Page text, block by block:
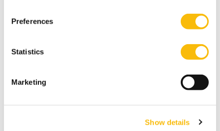
Preferences
Statistics
Marketing
Show details
Breukelen
privaat. De Modulair Executive MBA in Public &